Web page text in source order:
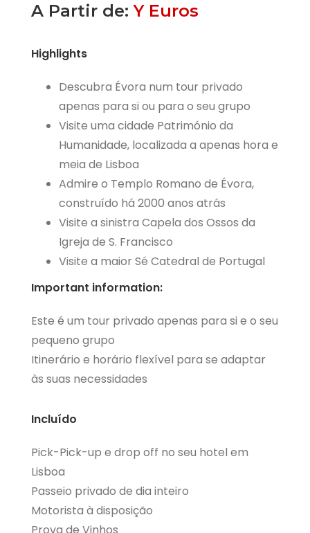
A Partir de: Y Euros
Highlights
Descubra Évora num tour privado
apenas para si ou para o seu grupo
Visite uma cidade Património da
Humanidade, localizada a apenas hora e
meia de Lisboa
Admire o Templo Romano de Évora,
construído há 2000 anos atrás
Visite a sinistra Capela dos Ossos da
Igreja de S. Francisco
Visite a maior Sé Catedral de Portugal
Important information:
Este é um tour privado apenas para si e o seu
pequeno grupo
Itinerário e horário flexível para se adaptar
às suas necessidades
Incluído
Pick-Pick-up e drop off no seu hotel em
Lisboa
Passeio privado de dia inteiro
Motorista à disposição